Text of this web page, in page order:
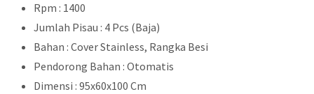
Rpm : 1400
Jumlah Pisau : 4 Pcs (Baja)
Bahan : Cover Stainless, Rangka Besi
Pendorong Bahan : Otomatis
Dimensi : 95x60x100 Cm